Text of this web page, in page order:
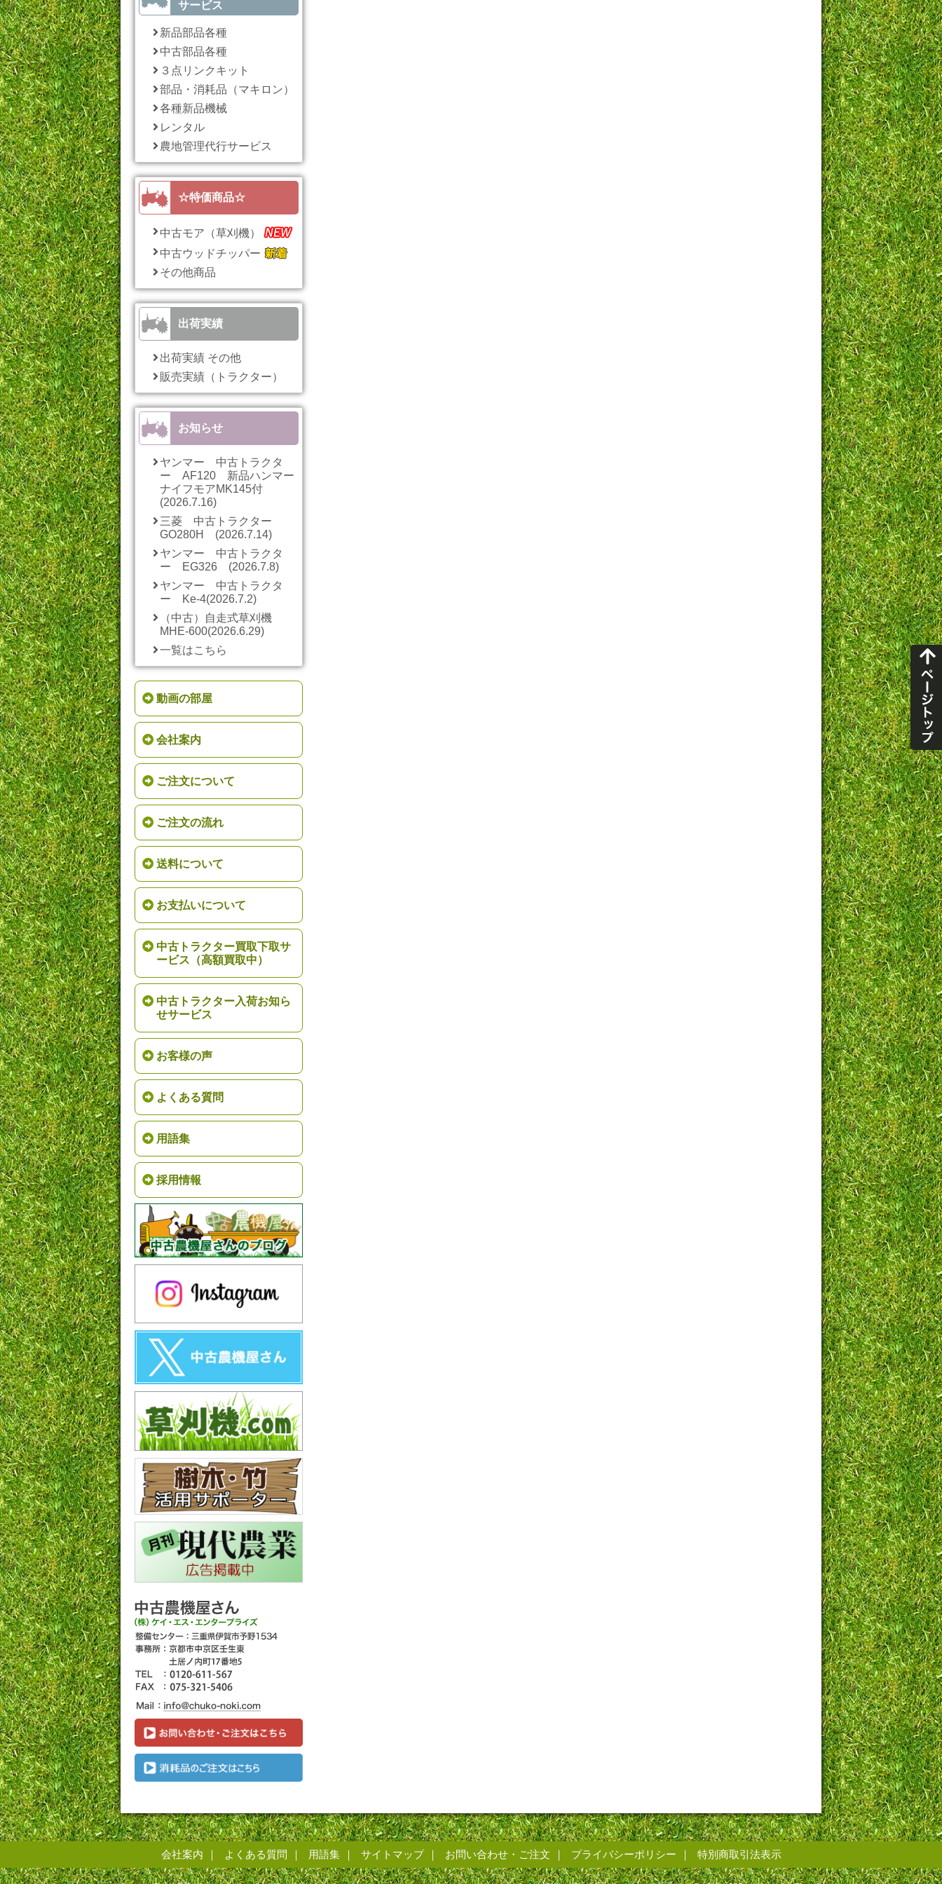
サービス
新品部品各種
中古部品各種
３点リンクキット
部品・消耗品（マキロン）
各種新品機械
レンタル
農地管理代行サービス
☆特価商品☆
中古モア（草刈機）
中古ウッドチッパー
その他商品
出荷実績
出荷実績 その他
販売実績（トラクター）
お知らせ
ヤンマー 中古トラクタ
ー AF120 新品ハンマー
ナイフモアMK145付
(2026.7.16)
三菱 中古トラクター
GO280H (2026.7.14)
ヤンマー 中古トラクタ
ー EG326 (2026.7.8)
ヤンマー 中古トラクタ
ー Ke-4(2026.7.2)
（中古）自走式草刈機
MHE-600(2026.6.29)
一覧はこちら
動画の部屋
会社案内
ご注文について
ご注文の流れ
送料について
お支払いについて
中古トラクター買取下取サ
ービス（高額買取中）
中古トラクター入荷お知ら
せサービス
お客様の声
よくある質問
用語集
採用情報
会社案内 よくある質問 用語集 サイトマップ お問い合わせ・ご注文 プライバシーポリシー 特別商取引法表示